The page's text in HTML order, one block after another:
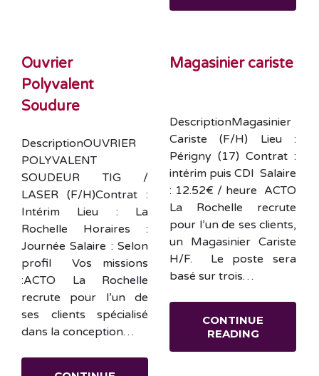
Ouvrier
Polyvalent
Soudure
DescriptionOUVRIER
POLYVALENT
SOUDEUR TIG /
LASER (F/H)Contrat :
Intérim Lieu : La
Rochelle Horaires :
Journée Salaire : Selon
profil Vos missions
:ACTO La Rochelle
recrute pour l’un de
ses clients spécialisé
dans la conception…
Magasinier cariste
DescriptionMagasinier
Cariste (F/H) Lieu :
Périgny (17) Contrat :
intérim puis CDI Salaire
: 12.52€ / heure ACTO
La Rochelle recrute
pour l’un de ses clients,
un Magasinier Cariste
H/F. Le poste sera
basé sur trois…
CONTINUE
READING